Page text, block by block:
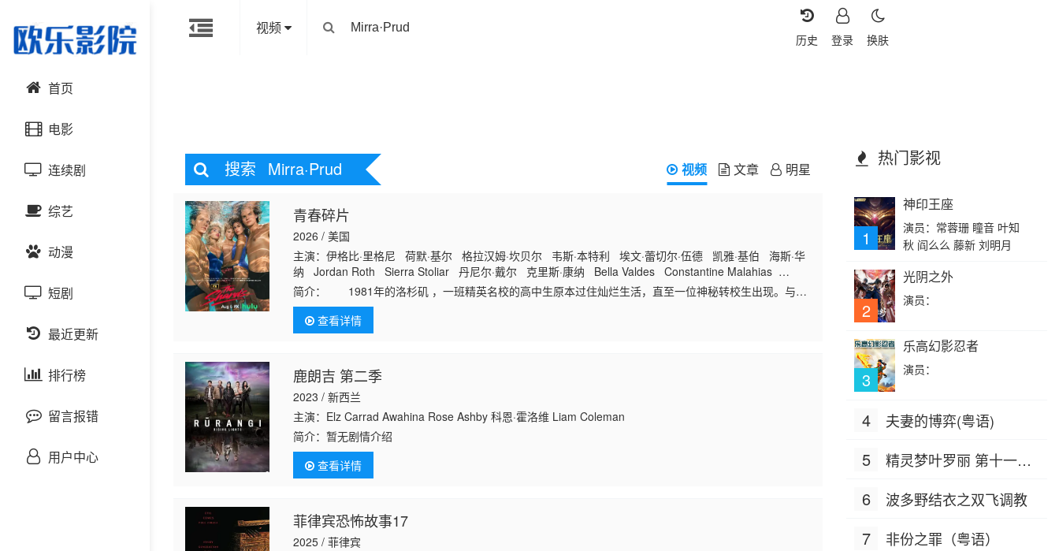
视频
换肤
登录
历史
首页
电影
动作片
喜剧片
爱情片
科幻片
恐怖片
剧情片
战争片
悬疑片
连续剧
国产剧
港台剧
日韩剧
欧美剧
泰国剧
综艺
大陆综艺
日韩综艺
港台综艺
欧美综艺
动漫
国产动漫
日韩动漫
欧美动漫
短剧
最近更新
排行榜
留言报错
用户中心
搜索 Mirra·Prud 视频 文章 明星
青春碎片
2026 / 美国
主演：伊格比·里格尼 荷默·基尔 格拉汉姆·坎贝尔 韦斯·本特利 埃文·蕾切尔·伍德 凯雅·基伯 海斯·华
纳 Jordan Roth Sierra Stoliar 丹尼尔·戴尔 克里斯·康纳 Bella Valdes Constantine Malahias
Cortés Alexander Aidan Skye Jameson
简介：
1981年的洛杉矶 ，一班精英名校的高中生原本过住灿烂生活，直至一位神秘转校生出现。与此
同时，专门猎杀青少年的连环杀人魔“The Trawler”在市内肆虐，令似乎美好的青春岁月，瞬间变成挥之不
查看详情
鹿朗吉 第二季
2023 / 新西兰
主演：Elz Carrad Awahina Rose Ashby 科恩·霍洛维 Liam Coleman
简介：暂无剧情介绍
查看详情
菲律宾恐怖故事17
2025 / 菲律宾
热门影视
1
神印王座
演员：常蓉珊 瞳音 叶知
秋 阎么么 藤新 刘明月
2
光阴之外
演员：
3
乐高幻影忍者
演员：
4 夫妻的博弈(粤语)
5
精灵梦叶罗丽 第十一季
6 波多野结衣之双飞调教
7 非份之罪（粤语）